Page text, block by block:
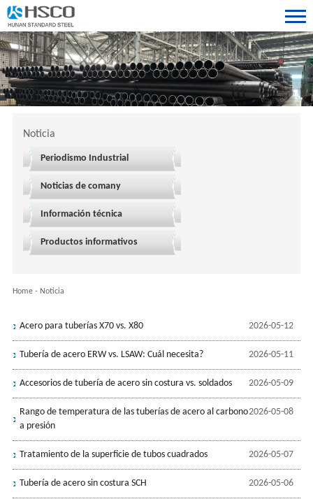
Noticia
Periodismo Industrial
Noticias de comany
Información técnica
Productos informativos
Home- Noticia
2026-05-12
Acero para tuberías X70 vs. X80
2026-05-11
Tubería de acero ERW vs. LSAW: Cuál necesita?
2026-05-09
Accesorios de tubería de acero sin costura vs. soldados
2026-05-08
Rango de temperatura de las tuberías de acero al carbono
a presión
2026-05-07
Tratamiento de la superficie de tubos cuadrados
2026-05-06
Tubería de acero sin costura SCH